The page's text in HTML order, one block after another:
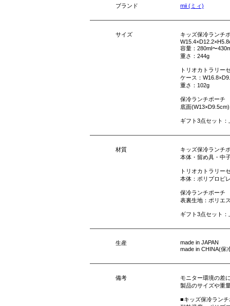
ブランド mii (ミィ)
サイズ
キッズ保冷ランチ
容量：280ml〜
重さ：244g
トリオカトラリー
ケース：
重さ：102g
保冷ランチポーチ
底面
ギフト3点セット
材質
キッズ保冷ランチ
本体・留め具・中
トリオカトラリー
本体：ポリプロピ
保冷ランチポーチ
表裏生地：ポリエ
ギフト3点セット
生産
made in JAPAN
made in CHINA(保
備考
モニター環境の差
製品のサイズや重
■キッズ保冷ラン